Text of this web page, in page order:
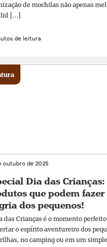
de mochilas não apenas
[...]
de leitura
outubro de 2025
Dia das Crianças:
que podem fazer
dos pequenos!
das Crianças é o momento
o espírito aventureiro dos
no camping ou em um